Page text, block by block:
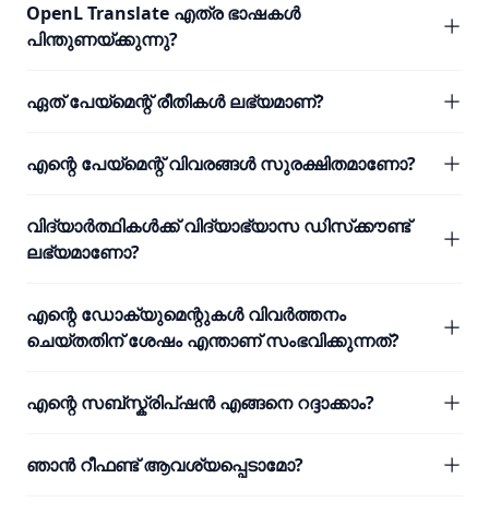
OpenL Translate എത്ര ഭാഷകൾ
പിന്തുണയ്ക്കുന്നു?
ഏത് പേയ്മെന്റ് രീതികൾ ലഭ്യമാണ്?
എന്റെ പേയ്മെന്റ് വിവരങ്ങൾ സുരക്ഷിതമാണോ?
വിദ്യാർത്ഥികൾക്ക് വിദ്യാഭ്യാസ ഡിസ്‌ക്കൗണ്ട്
ലഭ്യമാണോ?
എന്റെ ഡോക്യുമെന്റുകൾ വിവർത്തനം
ചെയ്തതിന് ശേഷം എന്താണ് സംഭവിക്കുന്നത്?
എന്റെ സബ്സ്ക്രിപ്ഷൻ എങ്ങനെ റദ്ദാക്കാം?
ഞാൻ റീഫണ്ട് ആവശ്യപ്പെടാമോ?